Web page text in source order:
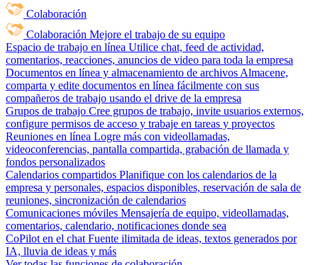
Colaboración
Colaboración Mejore el trabajo de su equipo
Espacio de trabajo en línea Utilice chat, feed de actividad,
comentarios, reacciones, anuncios de video para toda la empresa
Documentos en línea y almacenamiento de archivos Almacene,
comparta y edite documentos en línea fácilmente con sus
compañeros de trabajo usando el drive de la empresa
Grupos de trabajo Cree grupos de trabajo, invite usuarios externos,
configure permisos de acceso y trabaje en tareas y proyectos
Reuniones en línea Logre más con videollamadas,
videoconferencias, pantalla compartida, grabación de llamada y
fondos personalizados
Calendarios compartidos Planifique con los calendarios de la
empresa y personales, espacios disponibles, reservación de sala de
reuniones, sincronización de calendarios
Comunicaciones móviles Mensajería de equipo, videollamadas,
comentarios, calendario, notificaciones donde sea
CoPilot en el chat Fuente ilimitada de ideas, textos generados por
IA, lluvia de ideas y más